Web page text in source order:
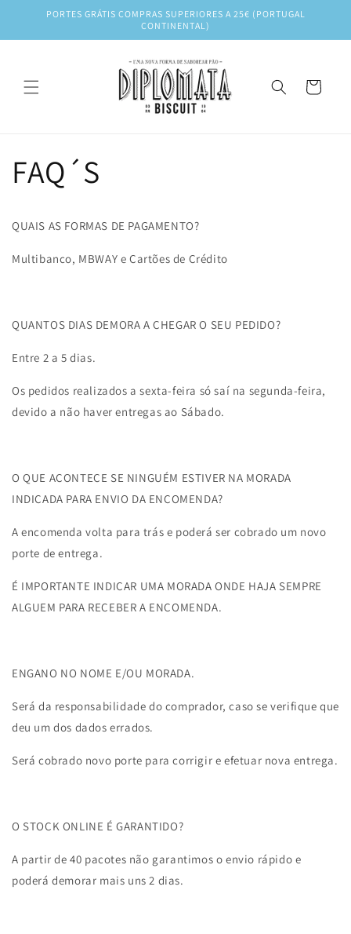
para oPORTES GRÁTIS COMPRAS SUPERIORES A 25€ (PORTUGAL
CONTINENTAL)
Carrinho
FAQ´S
QUAIS AS FORMAS DE PAGAMENTO?
Multibanco, MBWAY e Cartões de Crédito
QUANTOS DIAS DEMORA A CHEGAR O SEU PEDIDO?
Entre 2 a 5 dias.
Os pedidos realizados a sexta-feira só saí na segunda-feira,
devido a não haver entregas ao Sábado.
O QUE ACONTECE SE NINGUÉM ESTIVER NA MORADA
INDICADA PARA ENVIO DA ENCOMENDA?
A encomenda volta para trás e poderá ser cobrado um novo
porte de entrega.
É IMPORTANTE INDICAR UMA MORADA ONDE HAJA SEMPRE
ALGUEM PARA RECEBER A ENCOMENDA.
ENGANO NO NOME E/OU MORADA.
Será da responsabilidade do comprador, caso se verifique que
deu um dos dados errados.
Será cobrado novo porte para corrigir e efetuar nova entrega.
O STOCK ONLINE É GARANTIDO?
A partir de 40 pacotes não garantimos o envio rápido e
poderá demorar mais uns 2 dias.